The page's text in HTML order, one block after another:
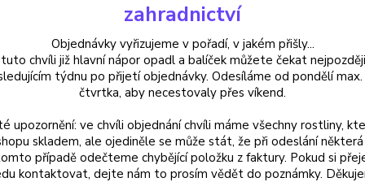
Chanson převislá-bílá
zahradnictví
Objednávky vyřizujeme v pořadí, v jakém přišly...
chvíli již hlavní nápor opadl a balíček můžete čekat
týdnu po přijetí objednávky. Odesíláme od pondělí
čtvrtka, aby necestovaly přes víkend.
upozornění: ve chvíli objednání chvíli máme všechny rostliny,
skladem, ale ojediněle se může stát, že při odeslání některá
případě odečteme chybějící položku z faktury. Pokud si
kontaktovat, dejte nám to prosím vědět do poznámky.